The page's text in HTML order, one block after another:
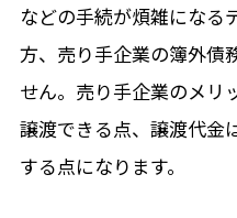
などの手続が煩雑になる
方、売り手企業の簿外債
せん。売り手企業のメリ
譲渡できる点、譲渡代金
する点になります。